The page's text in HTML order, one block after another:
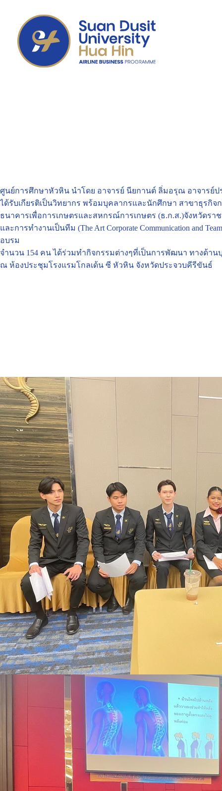
ศูนย์การศึกษาหัวหิน นำโดย อาจารย์ นียกานต์ ลิ่มอรุณ อาจารย์
ได้รับเกียรติเป็นวิทยากร พร้อมบุคลากรและนักศึกษา สาขาธุรกิจ
ธนาคารเพื่อการเกษตรและสหกรณ์การเกษตร (ธ.ก.ส.)จังหวัดร
และการทำงานเป็นทีม (The Art Corporate Communication and
อบรม
จำนวน 154 คน ได้ร่วมทำกิจกรรมต่างๆที่เป็นการพัฒนา ทางด้า
ณ ห้องประชุมโรงแรมโกลเด้น ซี หัวหิน จังหวัดประจวบคีรีขันธ์